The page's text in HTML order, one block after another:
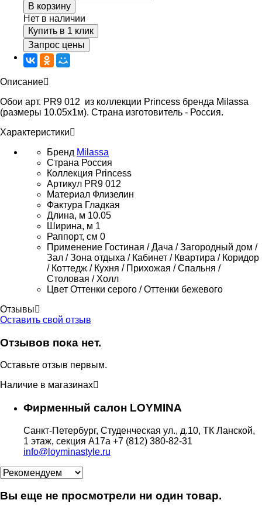
В корзину
Нет в наличии
Купить в 1 клик
Запрос цены
Описание
Обои арт. PR9 012 из коллекции Princess бренда Milassa
(размеры 10.05х1м). Страна изготовитель - Россия.
Характеристики
Бренд Milassa
Страна Россия
Коллекция Princess
Артикул PR9 012
Материал Флизелин
Фактура Гладкая
Длина, м 10.05
Ширина, м 1
Раппорт, см 0
Применение Гостиная / Дача / Загородный дом /
Зал / Зона отдыха / Кабинет / Квартира / Коридор
/ Коттедж / Кухня / Прихожая / Спальня /
Столовая / Холл
Цвет Оттенки серого / Оттенки бежевого
Отзывы
Оставить свой отзыв
Отзывов пока нет.
Оставьте отзыв первым.
Наличие в магазинах
Фирменный салон LOYMINA
Санкт-Петербург, Студенческая ул., д.10, ТК Ланской,
1 этаж, секция А17а +7 (812) 380-82-31
info@loyminastyle.ru
Вы еще не просмотрели ни один товар.